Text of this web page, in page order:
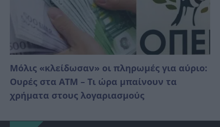
Μόλις «κλείδωσαν» οι πληρωμές για αύριο:
Ουρές στα ΑΤΜ – Τι ώρα μπαίνουν τα
χρήματα στους λογαριασμούς